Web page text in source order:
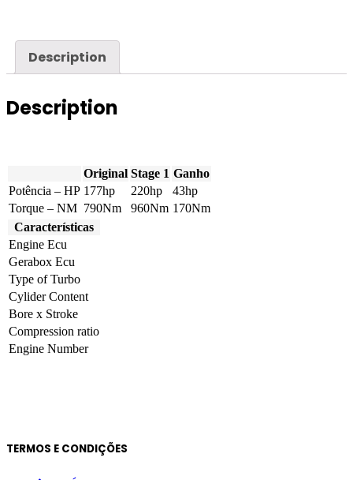
177hp
quantity
Description
Description
Original Stage 1 Ganho
Potência – HP 177hp 220hp
43hp
Torque – NM 790Nm 960Nm 170Nm
Características
Engine Ecu
Gerabox Ecu
Type of Turbo
Cylider Content
Bore x Stroke
Compression ratio
Engine Number
TERMOS E CONDIÇÕES